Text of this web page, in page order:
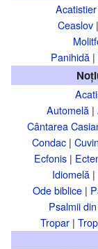
Acatistier
Ceaslov|
Panihidă|
Automelă|
Cântarea
Condac |
Ecfonis|
Idiomelă |
Ode biblice|
Psalmii
Tropar |